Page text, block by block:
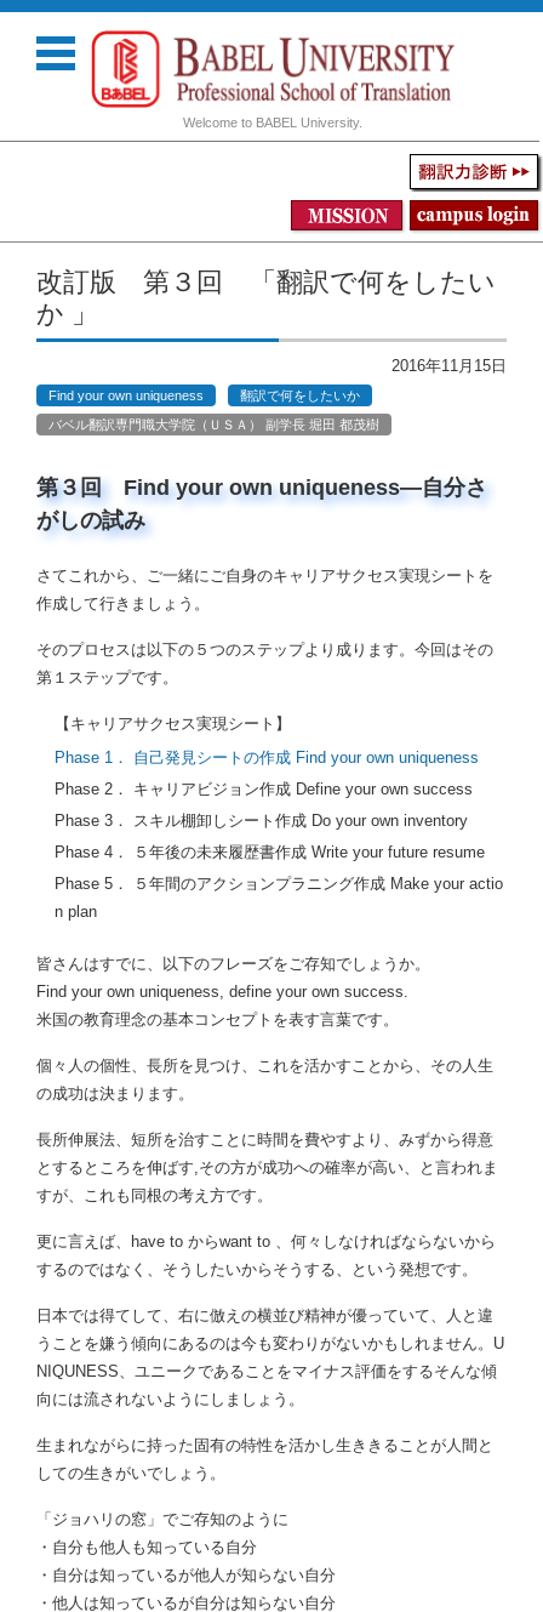
Welcome to BABEL University.
コンテンツに移動
改訂版 第３回 「翻訳で何をしたい
か 」
2016年11月15日
Find your own uniqueness
翻訳で何をしたいか
バベル翻訳専門職大学院（ＵＳＡ） 副学長 堀田 都茂樹
第３回 Find your own uniqueness―自分さ
がしの試み
さてこれから、ご一緒にご自身のキャリアサクセス実現シートを
作成して行きましょう。
そのプロセスは以下の５つのステップより成ります。今回はその
第１ステップです。
【キャリアサクセス実現シート】
Phase 1． 自己発見シートの作成 Find your own uniqueness
Phase 2． キャリアビジョン作成 Define your own success
Phase 3． スキル棚卸しシート作成 Do your own inventory
Phase 4． ５年後の未来履歴書作成 Write your future resume
Phase 5． ５年間のアクションプラニング作成 Make your actio
n plan
皆さんはすでに、以下のフレーズをご存知でしょうか。
Find your own uniqueness, define your own success.
米国の教育理念の基本コンセプトを表す言葉です。
個々人の個性、長所を見つけ、これを活かすことから、その人生
の成功は決まります。
長所伸展法、短所を治すことに時間を費やすより、みずから得意
とするところを伸ばす,その方が成功への確率が高い、と言われま
すが、これも同根の考え方です。
更に言えば、have to からwant to 、何々しなければならないから
するのではなく、そうしたいからそうする、という発想です。
日本では得てして、右に倣えの横並び精神が優っていて、人と違
うことを嫌う傾向にあるのは今も変わりがないかもしれません。U
NIQUNESS、ユニークであることをマイナス評価をするそんな傾
向には流されないようにしましょう。
生まれながらに持った固有の特性を活かし生ききることが人間と
しての生きがいでしょう。
「ジョハリの窓」でご存知のように
・自分も他人も知っている自分
・自分は知っているが他人が知らない自分
・他人は知っているが自分は知らない自分